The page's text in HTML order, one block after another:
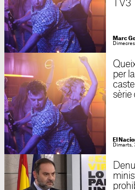
TV3
Marc
per
sèrie
El
Dimarts,